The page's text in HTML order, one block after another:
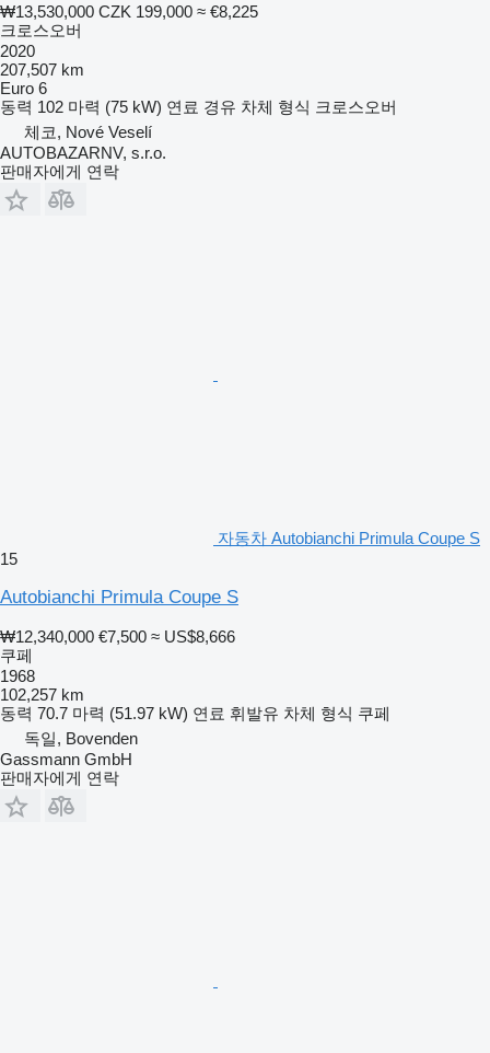
₩13,530,000 CZK 199,000 ≈ €8,225
크로스오버
2020
207,507 km
Euro 6
동력 102 마력 (75 kW) 연료 경유 차체 형식 크로스오버
체코, Nové Veselí
AUTOBAZARNV, s.r.o.
판매자에게 연락
자동차 Autobianchi Primula Coupe S
15
Autobianchi Primula Coupe S
₩12,340,000 €7,500 ≈ US$8,666
쿠페
1968
102,257 km
동력 70.7 마력 (51.97 kW) 연료 휘발유 차체 형식 쿠페
독일, Bovenden
Gassmann GmbH
판매자에게 연락